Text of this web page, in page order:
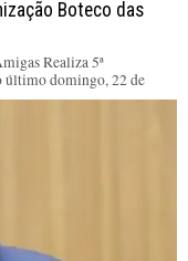
Boteco das
Realiza 5ª
último domingo, 22 de